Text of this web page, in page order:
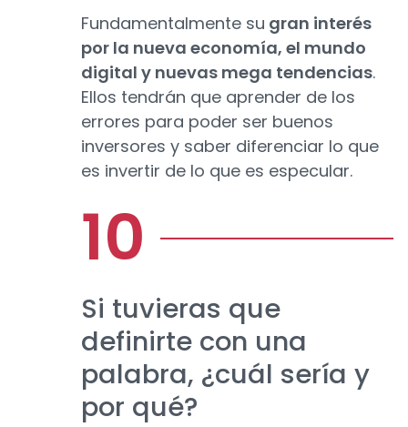
Fundamentalmente su gran interés
por la nueva economía, el mundo
digital y nuevas mega tendencias.
Ellos tendrán que aprender de los
errores para poder ser buenos
inversores y saber diferenciar lo que
es invertir de lo que es especular.
Si tuvieras que
definirte con una
palabra, ¿cuál sería y
por qué?